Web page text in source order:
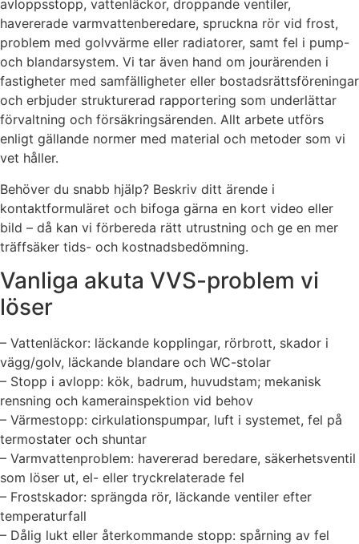
avloppsstopp, vattenläckor, droppande ventiler,
havererade varmvattenberedare, spruckna rör vid frost,
problem med golvvärme eller radiatorer, samt fel i pump-
och blandarsystem. Vi tar även hand om jourärenden i
fastigheter med samfälligheter eller bostadsrättsföreningar
och erbjuder strukturerad rapportering som underlättar
förvaltning och försäkringsärenden. Allt arbete utförs
enligt gällande normer med material och metoder som vi
vet håller.
Behöver du snabb hjälp? Beskriv ditt ärende i
kontaktformuläret och bifoga gärna en kort video eller
bild – då kan vi förbereda rätt utrustning och ge en mer
träffsäker tids- och kostnadsbedömning.
Vanliga akuta VVS-problem vi
löser
– Vattenläckor: läckande kopplingar, rörbrott, skador i
vägg/golv, läckande blandare och WC-stolar
– Stopp i avlopp: kök, badrum, huvudstam; mekanisk
rensning och kamerainspektion vid behov
– Värmestopp: cirkulationspumpar, luft i systemet, fel på
termostater och shuntar
– Varmvattenproblem: havererad beredare, säkerhetsventil
som löser ut, el- eller tryckrelaterade fel
– Frostskador: sprängda rör, läckande ventiler efter
temperaturfall
– Dålig lukt eller återkommande stopp: spårning av fel